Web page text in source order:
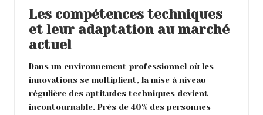
Les compétences techniques
et leur adaptation au marché
actuel
Dans un environnement professionnel où les
innovations se multiplient, la mise à niveau
régulière des aptitudes techniques devient
incontournable. Près de 40% des personnes